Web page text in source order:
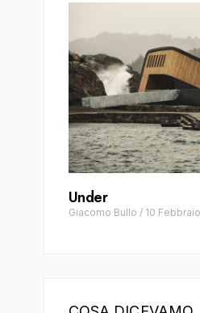
Under
Giacomo Bullo / 10